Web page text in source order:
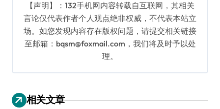
【声明】：132手机网内容转载自互联网，其相关
言论仅代表作者个人观点绝非权威，不代表本站立
场。如您发现内容存在版权问题，请提交相关链接
至邮箱：bqsm@foxmail.com，我们将及时予以处
理。
相关文章